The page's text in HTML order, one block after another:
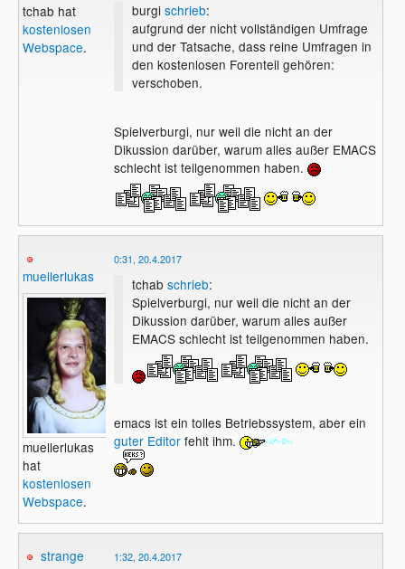
tchab hat
kostenlosen
Webspace.
burgi schrieb:
aufgrund der nicht vollständigen Umfrage
und der Tatsache, dass reine Umfragen in
den kostenlosen Forenteil gehören:
verschoben.
Spielverburgi, nur weil die nicht an der
Dikussion darüber, warum alles außer EMACS
schlecht ist teilgenommen haben.
muellerlukas
muellerlukas
hat
kostenlosen
Webspace.
0:31, 20.4.2017
tchab schrieb:
Spielverburgi, nur weil die nicht an der
Dikussion darüber, warum alles außer
EMACS schlecht ist teilgenommen haben.
emacs ist ein tolles Betriebssystem, aber ein
guter Editorfehlt ihm.
strange 1:32, 20.4.2017